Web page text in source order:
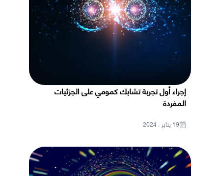
إجراء أول تجربة تشابك كمومي على الجزئيات
المفردة
19 يناير ، 2024